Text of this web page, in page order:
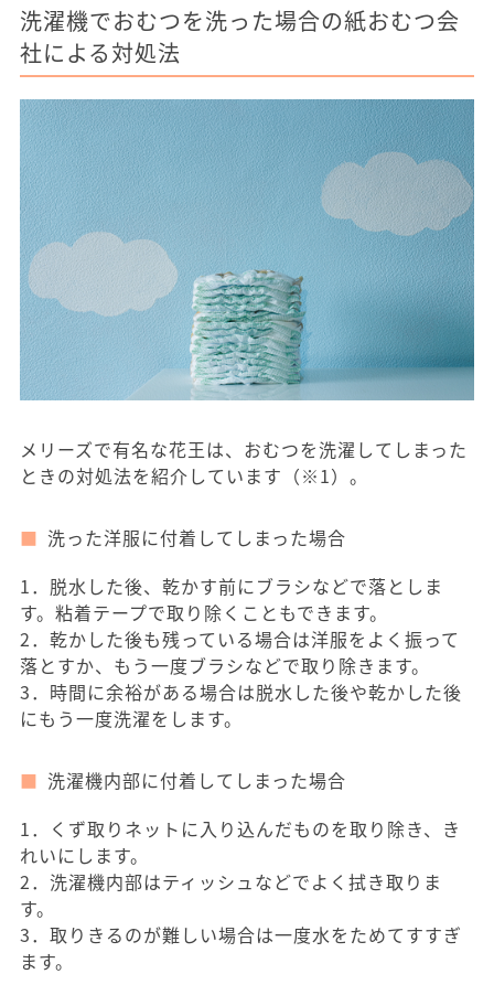
洗濯機でおむつを洗った場合の紙おむつ会
社による対処法
メリーズで有名な花王は、おむつを洗濯してしまった
ときの対処法を紹介しています（※1）。
洗った洋服に付着してしまった場合
1．脱水した後、乾かす前にブラシなどで落としま
す。粘着テープで取り除くこともできます。
2．乾かした後も残っている場合は洋服をよく振って
落とすか、もう一度ブラシなどで取り除きます。
3．時間に余裕がある場合は脱水した後や乾かした後
にもう一度洗濯をします。
洗濯機内部に付着してしまった場合
1．くず取りネットに入り込んだものを取り除き、き
れいにします。
2．洗濯機内部はティッシュなどでよく拭き取りま
す。
3．取りきるのが難しい場合は一度水をためてすすぎ
ます。